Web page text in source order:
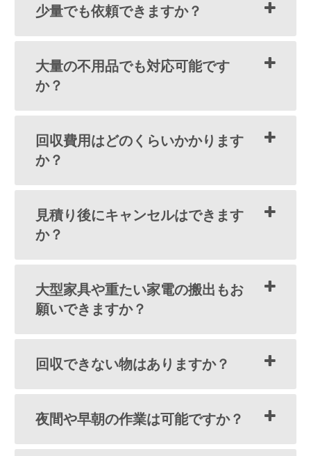
少量でも依頼できますか？
大量の不用品でも対応可能です
か？
回収費用はどのくらいかかります
か？
見積り後にキャンセルはできます
か？
大型家具や重たい家電の搬出もお
願いできますか？
回収できない物はありますか？
夜間や早朝の作業は可能ですか？